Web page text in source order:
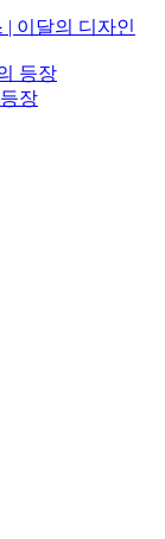
| 이달의 디자인
장